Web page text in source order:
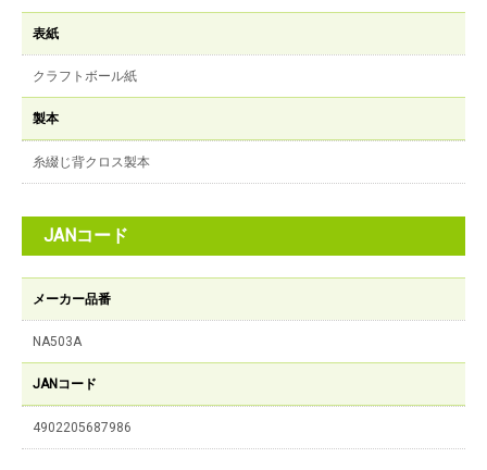
表紙
クラフトボール紙
製本
糸綴じ背クロス製本
JANコード
メーカー品番
NA503A
JANコード
4902205687986